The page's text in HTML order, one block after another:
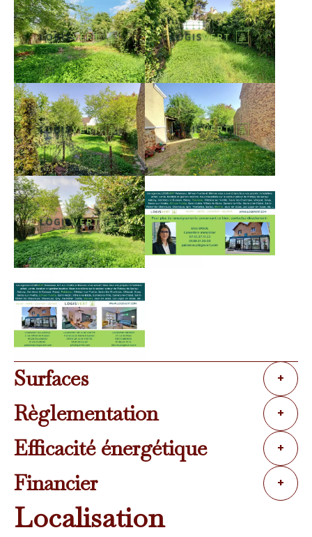
Surfaces +
Règlementation +
Efficacité énergétique +
Financier +
Localisation